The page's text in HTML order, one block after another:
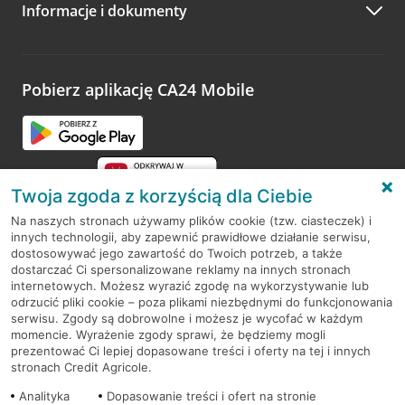
Zachęcamy do podzielenia się z nami opinią o wizycie.
opinie.
Informacje i dokumenty
Pobierz aplikację CA24 Mobile
RODO
Regulamin serwisu
Mapa serwisu
PolitykaCookies
Twoja zgoda z korzyścią dla Ciebie
Na naszych stronach używamy plików cookie (tzw. ciasteczek) i
innych technologii, aby zapewnić prawidłowe działanie serwisu,
dostosowywać jego zawartość do Twoich potrzeb, a także
dostarczać Ci spersonalizowane reklamy na innych stronach
internetowych. Możesz wyrazić zgodę na wykorzystywanie lub
odrzucić pliki cookie – poza plikami niezbędnymi do funkcjonowania
serwisu. Zgody są dobrowolne i możesz je wycofać w każdym
momencie. Wyrażenie zgody sprawi, że będziemy mogli
prezentować Ci lepiej dopasowane treści i oferty na tej i innych
stronach Credit Agricole.
Analityka
Dopasowanie treści i ofert na stronie